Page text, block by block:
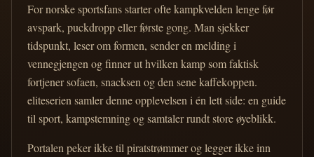
For norske sportsfans starter ofte kampkvelden lenge før
avspark, puckdropp eller første gong. Man sjekker
tidspunkt, leser om formen, sender en melding i
vennegjengen og finner ut hvilken kamp som faktisk
fortjener sofaen, snacksen og den sene kaffekoppen.
eliteserien samler denne opplevelsen i én lett side: en guide
til sport, kampstemning og samtaler rundt store øyeblikk.
Portalen peker ikke til piratstrømmer og legger ikke inn